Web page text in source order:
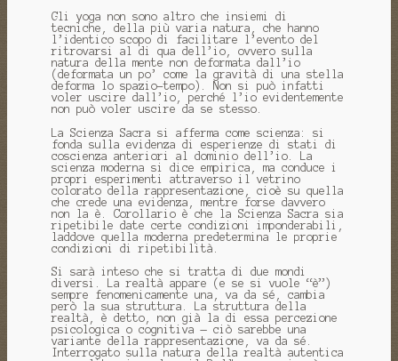
Gli yoga non sono altro che insiemi di
tecniche, della più varia natura, che hanno
l’identico scopo di facilitare l’evento del
ritrovarsi al di qua dell’io, ovvero sulla
natura della mente non deformata dall’io
(deformata un po’ come la gravità di una stella
deforma lo spazio-tempo). Non si può infatti
voler uscire dall’io, perché l’io evidentemente
non può voler uscire da se stesso.
La Scienza Sacra si afferma come scienza: si
fonda sulla evidenza di esperienze di stati di
coscienza anteriori al dominio dell’io. La
scienza moderna si dice empirica, ma conduce i
propri esperimenti attraverso il vetrino
colorato della rappresentazione, cioè su quella
che crede una evidenza, mentre forse davvero
non la è. Corollario è che la Scienza Sacra sia
ripetibile date certe condizioni imponderabili,
laddove quella moderna predetermina le proprie
condizioni di ripetibilità.
Si sarà inteso che si tratta di due mondi
diversi. La realtà appare (e se si vuole “è”)
sempre fenomenicamente una, va da sé, cambia
però la sua struttura. La struttura della
realtà, è detto, non già la di essa percezione
psicologica o cognitiva — ciò sarebbe una
variante della rappresentazione, va da sé.
Interrogato sulla natura della realtà autentica